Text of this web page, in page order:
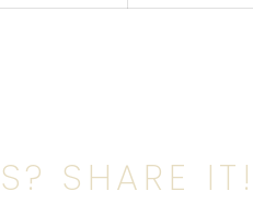
SHARE IT!